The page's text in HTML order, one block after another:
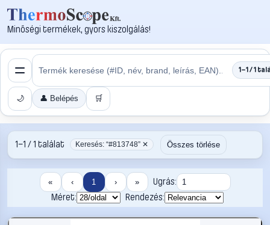
Minőségi termékek, gyors kiszolgálás!
1–1 / 1
🌙 👤 Belépés 🛒
1–1 / 1 találat Keresés: “#813748” ✕ Összes törlése
« ‹ 1 › »
Ugrás:
Méret:
Rendezés: